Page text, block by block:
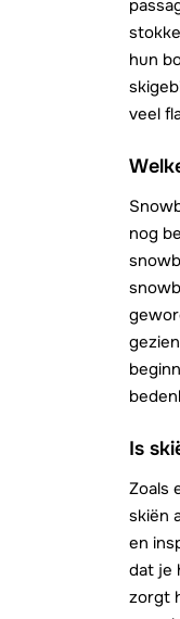
hun
veel
nog
Is
Zoals
skiën
en
dat je
zorgt